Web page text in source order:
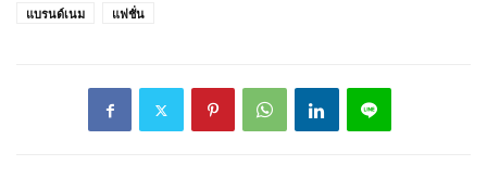
แบรนด์เนม
แฟชั่น